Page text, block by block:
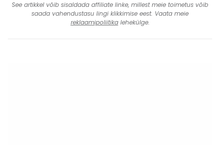
See artikkel võib sisaldada affiliate linke, millest meie toimetus võib
saada vahendustasu lingi klikkimise eest. Vaata meie
reklaamipoliitikalehekülge.